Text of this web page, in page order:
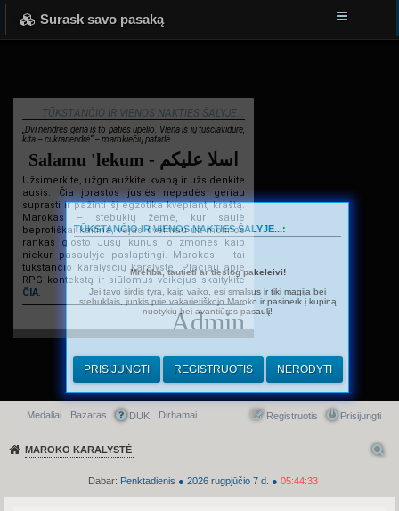
Surask savo pasaką
TŪKSTANČIO IR VIENOS NAKTIES ŠALYJE...
„Dvi nendrės geria iš to paties upelio. Viena iš jų tuščiavidurė,
kita – cukranendrė“ – marokiečių patarlė.
Salamu 'lekum - اسلا عليكم
Užsimerkite, užgniaužkite kvapą ir užsidenkite
ausis. Čia įprastos juslės nepadės geriau
suprasti ir pažinti šį egzotika kvepiantį kraštą.
Marokas – stebuklų žemė, kur saulė
beprotiškai kaitina, vėjas švelniau už motinos
rankas glosto Jūsų kūnus, o žmonės kaip
niekur pasaulyje paslaptingi. Marokas – tai
tūkstančio karalysčių karalystė. Plačiau apie
RPG kontekstą ir siūlomus veikėjus skaitykite
ČIA.
Admin
Greitasis meniu
Medaliai Bazaras DUK Dirhamai Prisijungti
Registruotis
MAROKO KARALYSTĖ
Dabar: Penktadienis ● 2026 rugpjūčio 7 d. ● 05:44:33
TŪKSTANČIO IR VIENOS NAKTIES ŠALYJE...:
Mrehba, tautieti ar tiesiog pakeleivi!
Jei tavo širdis tyra, kaip vaiko, esi smalsus ir tiki magija bei
stebuklais, junkis prie vakarietiškojo Maroko ir pasinerk į kupiną
nuotykių bei avantiūros pasaulį!
PRISIJUNGTI REGISTRUOTIS NERODYTI